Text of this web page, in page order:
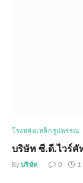
โรงหล่อเหล็กรูปพรรณ
บริษัท ซี.ดี.ไวร์คั
By บริษัท 0 1